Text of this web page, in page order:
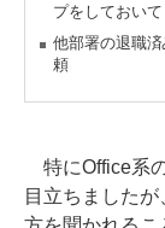
プをしておいて
他部署の退職
頼
特にOffice系
目立ちました